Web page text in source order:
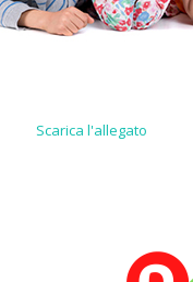
Scarica l'allegato